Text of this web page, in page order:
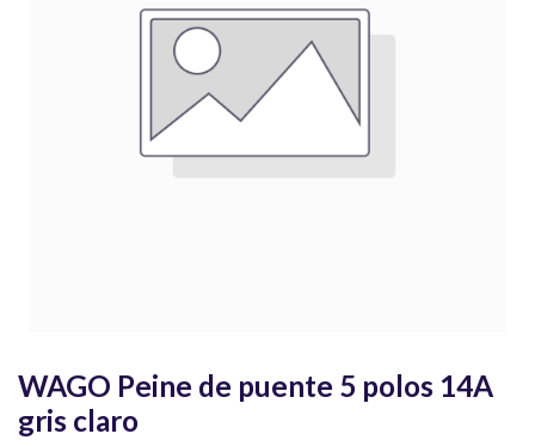
WAGO Peine de puente 5 polos 14A
gris claro